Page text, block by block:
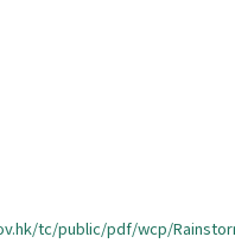
tc/public/pdf/wcp/